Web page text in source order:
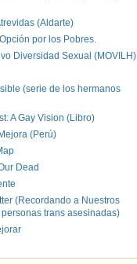
(Aldarte)
por los Pobres.
Diversidad Sexual (MOVILH)
(serie de los hermanos
A Gay Vision (Libro)
(Perú)
Dead
(Recordando a Nuestros
trans asesinadas)